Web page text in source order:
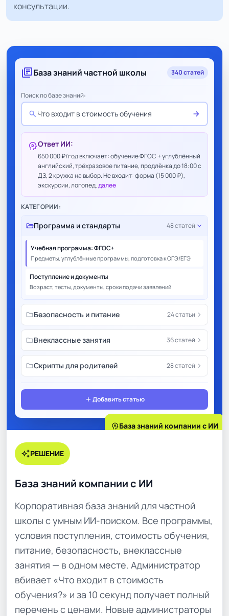
консультации.
library_booksБаза знаний частной школы 340 статей
Поиск по базе знаний:
search Что входит в стоимость обучения arrow_forward
psychologyОтвет ИИ:
650 000 ₽/год включает: обучение ФГОС + углублённый
английский, трёхразовое питание, продлёнка до 18:00 с
ДЗ, 2 кружка на выбор. Не входит: форма (15 000 ₽),
экскурсии, логопед.далее
КАТЕГОРИИ:
folder_openПрограмма и стандарты 48 статей expand_more
Учебная программа: ФГОС+
Предметы, углублённые программы, подготовка к ОГЭ/ЕГЭ
Поступление и документы
Возраст, тесты, документы, сроки подачи заявлений
folderБезопасность и питание 24 статьи chevron_right
folderВнеклассные занятия 36 статей chevron_right
folderСкрипты для родителей 28 статей chevron_right
add Добавить статью
psychologyБаза знаний компании с ИИ
auto_awesomeРЕШЕНИЕ
База знаний компании с ИИ
Корпоративная база знаний для частной
школы с умным ИИ-поиском. Все программы,
условия поступления, стоимость обучения,
питание, безопасность, внеклассные
занятия — в одном месте. Администратор
вбивает «Что входит в стоимость
обучения?» и за 10 секунд получает полный
перечень с ценами. Новые администраторы